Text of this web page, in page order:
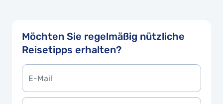
Möchten Sie regelmäßig nützliche
Reisetipps erhalten?